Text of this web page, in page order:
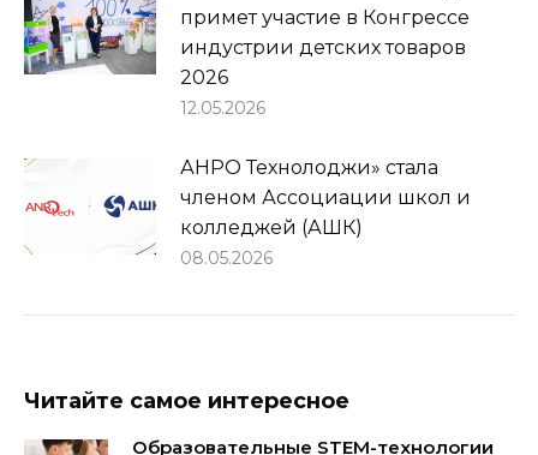
примет участие в Конгрессе
индустрии детских товаров
2026
12.05.2026
АНРО Технолоджи» стала
членом Ассоциации школ и
колледжей (АШК)
08.05.2026
Читайте самое интересное
Образовательные STEM-технологии